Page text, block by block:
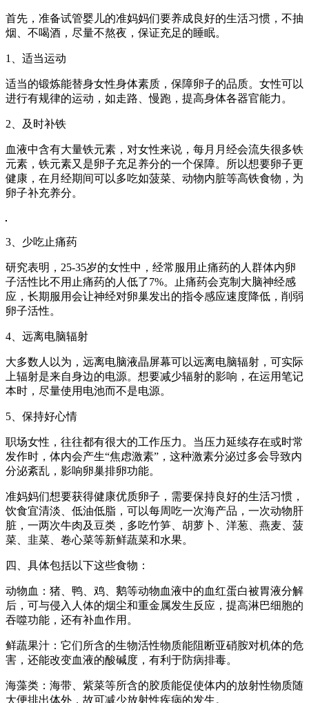
首先，准备试管婴儿的准妈妈们要养成良好的生活习惯，不抽
烟、不喝酒，尽量不熬夜，保证充足的睡眠。
1、适当运动
适当的锻炼能替身女性身体素质，保障卵子的品质。女性可以
进行有规律的运动，如走路、慢跑，提高身体各器官能力。
2、及时补铁
血液中含有大量铁元素，对女性来说，每月月经会流失很多铁
元素，铁元素又是卵子充足养分的一个保障。所以想要卵子更
健康，在月经期间可以多吃如菠菜、动物内脏等高铁食物，为
卵子补充养分。
3、少吃止痛药
研究表明，25-35岁的女性中，经常服用止痛药的人群体内卵
子活性比不用止痛药的人低了7%。止痛药会克制大脑神经感
应，长期服用会让神经对卵巢发出的指令感应速度降低，削弱
卵子活性。
4、远离电脑辐射
大多数人以为，远离电脑液晶屏幕可以远离电脑辐射，可实际
上辐射是来自身边的电源。想要减少辐射的影响，在运用笔记
本时，尽量使用电池而不是电源。
5、保持好心情
职场女性，往往都有很大的工作压力。当压力延续存在或时常
发作时，体内会产生“焦虑激素”，这种激素分泌过多会导致内
分泌紊乱，影响卵巢排卵功能。
准妈妈们想要获得健康优质卵子，需要保持良好的生活习惯，
饮食宜清淡、低油低脂，可以每周吃一次海产品，一次动物肝
脏，一两次牛肉及豆类，多吃竹笋、胡萝卜、洋葱、燕麦、菠
菜、韭菜、卷心菜等新鲜蔬菜和水果。
四、具体包括以下这些食物：
动物血：猪、鸭、鸡、鹅等动物血液中的血红蛋白被胃液分解
后，可与侵入人体的烟尘和重金属发生反应，提高淋巴细胞的
吞噬功能，还有补血作用。
鲜蔬果汁：它们所含的生物活性物质能阻断亚硝胺对机体的危
害，还能改变血液的酸碱度，有利于防病排毒。
海藻类：海带、紫菜等所含的胶质能促使体内的放射性物质随
大便排出体外，故可减少放射性疾病的发生。